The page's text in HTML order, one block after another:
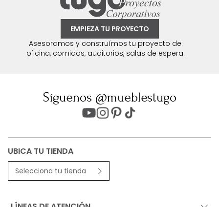
EMPIEZA TU PROYECTO
Asesoramos y construímos tu proyecto de:
oficina, comidas, auditorios, salas de espera.
Síguenos @mueblestugo
UBICA TU TIENDA
Selecciona tu tienda